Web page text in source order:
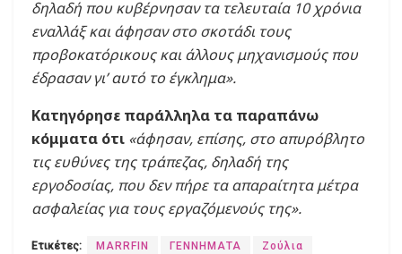
δηλαδή που κυβέρνησαν τα τελευταία 10 χρόνια
εναλλάξ και άφησαν στο σκοτάδι τους
προβοκατόρικους και άλλους μηχανισμούς που
έδρασαν γι’ αυτό το έγκλημα».
Κατηγόρησε παράλληλα τα παραπάνω
κόμματα ότι «άφησαν, επίσης, στο απυρόβλητο
τις ευθύνες της τράπεζας, δηλαδή της
εργοδοσίας, που δεν πήρε τα απαραίτητα μέτρα
ασφαλείας για τους εργαζόμενούς της».
Ετικέτες: MARRFIN ΓΕΝΝΗΜΑΤΑ Ζούλια